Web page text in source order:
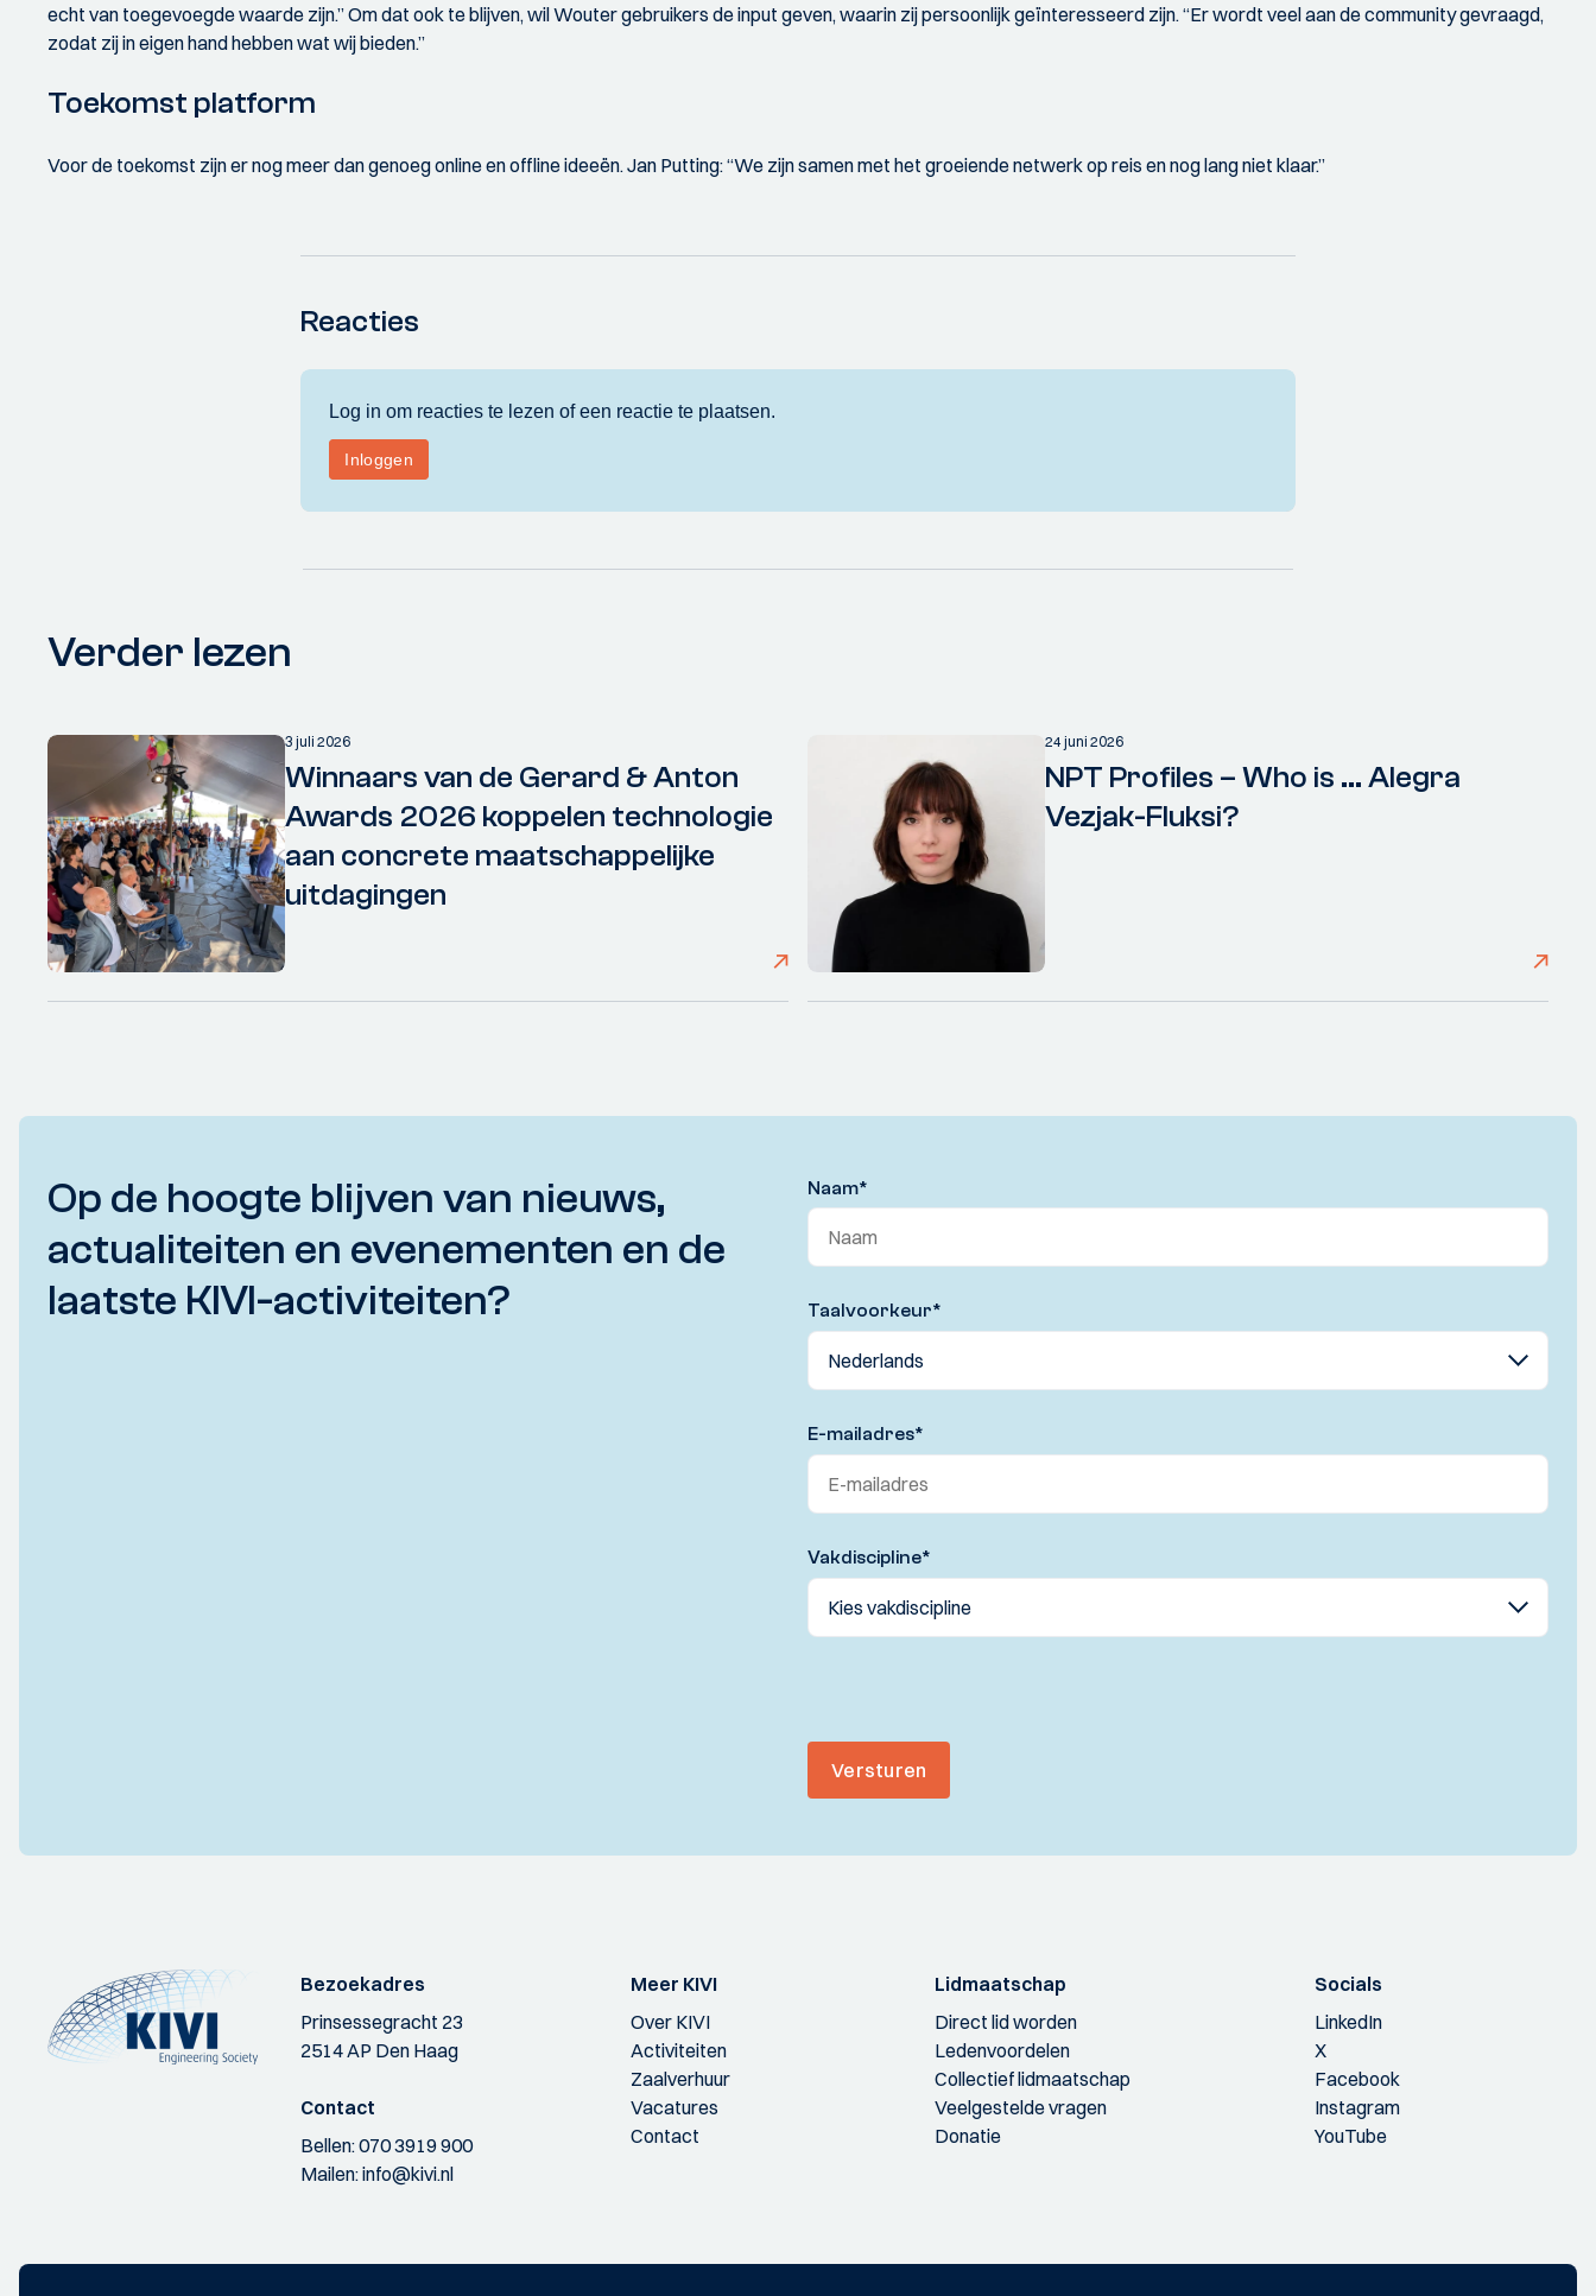
echt van toegevoegde waarde zijn.” Om dat ook te blijven, wil Wouter gebruikers de input geven, waarin zij persoonlijk geïnteresseerd zijn. “Er wordt veel aan de community gevraagd,
zodat zij in eigen hand hebben wat wij bieden.”
Toekomst platform
Voor de toekomst zijn er nog meer dan genoeg online en offline ideeën. Jan Putting: “We zijn samen met het groeiende netwerk op reis en nog lang niet klaar.”
Reacties
Verder lezen
3 juli 2026
Winnaars van de Gerard & Anton
Awards 2026 koppelen technologie
aan concrete maatschappelijke
uitdagingen
24 juni 2026
NPT Profiles – Who is ... Alegra
Vezjak-Fluksi?
Op de hoogte blijven van nieuws,
actualiteiten en evenementen en de
laatste KIVI-activiteiten?
Naam*
Taalvoorkeur*
E-mailadres*
Vakdiscipline*
Versturen
Bezoekadres
Prinsessegracht 23
2514 AP Den Haag
Contact
Bellen:070 3919 900
Mailen:info@kivi.nl
Meer KIVI
Over KIVI
Activiteiten
Zaalverhuur
Vacatures
Contact
Lidmaatschap
Direct lid worden
Ledenvoordelen
Collectief lidmaatschap
Veelgestelde vragen
Donatie
Socials
LinkedIn
X
Facebook
Instagram
YouTube